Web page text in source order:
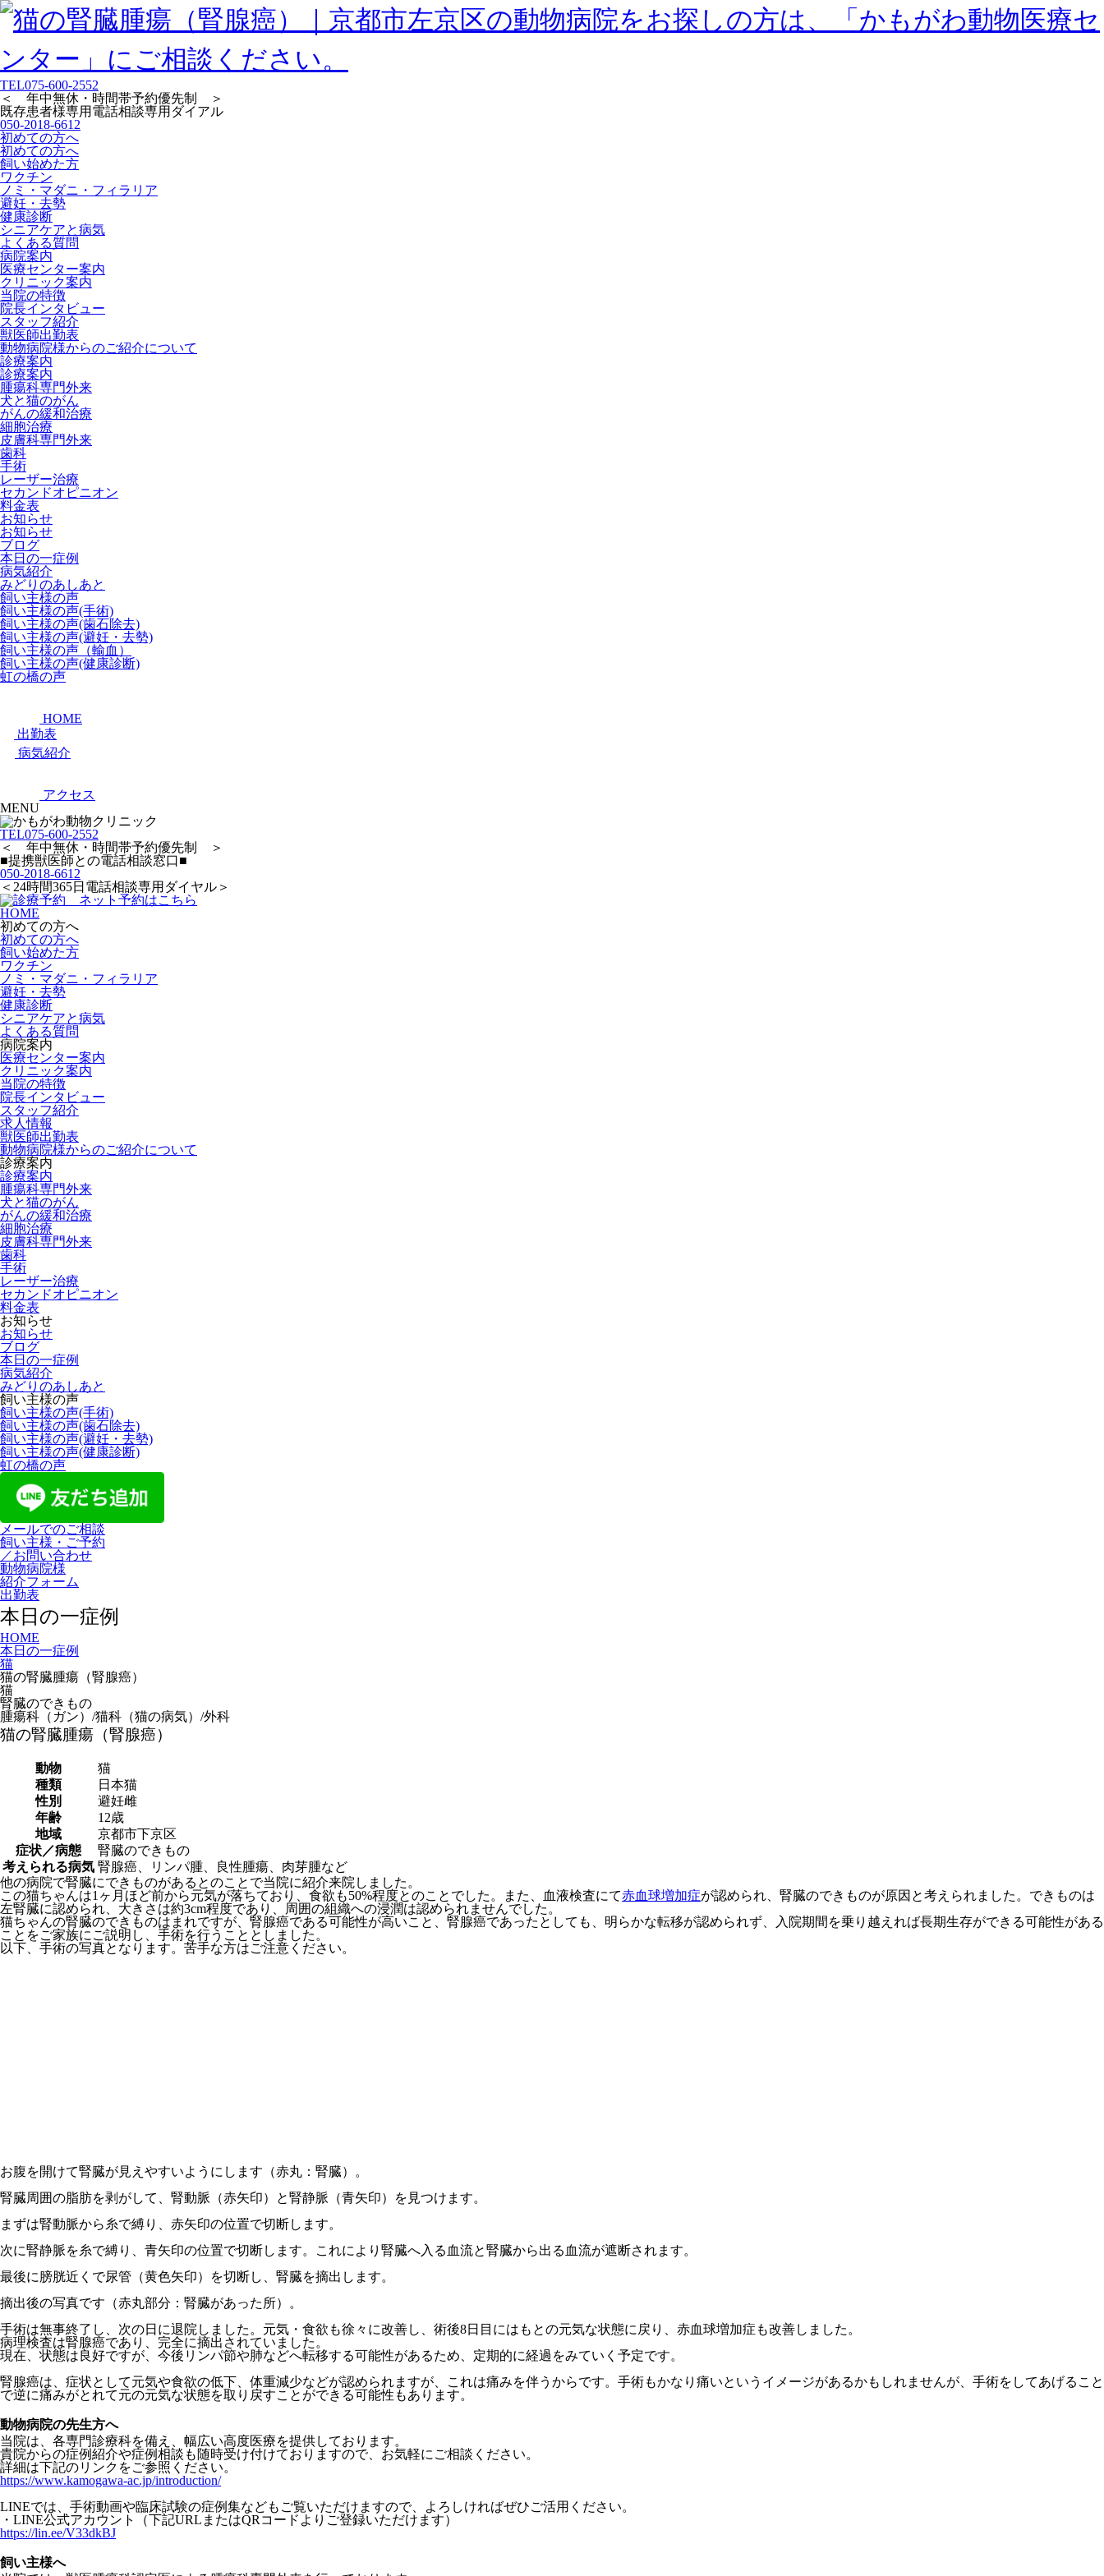
TEL075-600-2552
＜ 年中無休・時間帯予約優先制 ＞
既存患者様専用 電話相談専用ダイアル
050-2018-6612
初めての方へ
初めての方へ
飼い始めた方
ワクチン
ノミ・マダニ・フィラリア
避妊・去勢
健康診断
シニアケアと病気
よくある質問
病院案内
医療センター案内
クリニック案内
当院の特徴
院長インタビュー
スタッフ紹介
獣医師出勤表
動物病院様からのご紹介について
診療案内
診療案内
腫瘍科専門外来
犬と猫のがん
がんの緩和治療
細胞治療
皮膚科専門外来
歯科
手術
レーザー治療
セカンドオピニオン
料金表
お知らせ
お知らせ
ブログ
本日の一症例
病気紹介
みどりのあしあと
飼い主様の声
飼い主様の声(手術)
飼い主様の声(歯石除去)
飼い主様の声(避妊・去勢)
飼い主様の声（輸血）
飼い主様の声(健康診断)
虹の橋の声
HOME
出勤表
病気紹介
アクセス
MENU
TEL075-600-2552
＜ 年中無休・時間帯予約優先制 ＞
■提携獣医師との電話相談窓口■
050-2018-6612
＜24時間365日電話相談専用ダイヤル＞
HOME
初めての方へ
初めての方へ
飼い始めた方
ワクチン
ノミ・マダニ・フィラリア
避妊・去勢
健康診断
シニアケアと病気
よくある質問
病院案内
医療センター案内
クリニック案内
当院の特徴
院長インタビュー
スタッフ紹介
求人情報
獣医師出勤表
動物病院様からのご紹介について
診療案内
診療案内
腫瘍科専門外来
犬と猫のがん
がんの緩和治療
細胞治療
皮膚科専門外来
歯科
手術
レーザー治療
セカンドオピニオン
料金表
お知らせ
お知らせ
ブログ
本日の一症例
病気紹介
みどりのあしあと
飼い主様の声
飼い主様の声(手術)
飼い主様の声(歯石除去)
飼い主様の声(避妊・去勢)
飼い主様の声(健康診断)
虹の橋の声
メールでのご相談
飼い主様・ご予約
／お問い合わせ
動物病院様
紹介フォーム
出勤表
本日の一症例
HOME
本日の一症例
猫
猫の腎臓腫瘍（腎腺癌）
猫
腎臓のできもの
腫瘍科（ガン）/猫科（猫の病気）/外科
猫の腎臓腫瘍（腎腺癌）
動物
猫
種類
日本猫
性別
避妊雌
年齢
12歳
地域
京都市下京区
症状／病態
腎臓のできもの
考えられる病気 腎腺癌、リンパ腫、良性腫瘍、肉芽腫など
他の病院で腎臓にできものがあるとのことで当院に紹介来院しました。
この猫ちゃんは1ヶ月ほど前から元気が落ちており、食欲も50%程度とのことでした。また、血液検査にて赤血球増加症が認められ、腎臓のできものが原因と考えられました。できものは
左腎臓に認められ、大きさは約3cm程度であり、周囲の組織への浸潤は認められませんでした。
猫ちゃんの腎臓のできものはまれですが、腎腺癌である可能性が高いこと、腎腺癌であったとしても、明らかな転移が認められず、入院期間を乗り越えれば長期生存ができる可能性がある
ことをご家族にご説明し、手術を行うこととしました。
以下、手術の写真となります。苦手な方はご注意ください。
お腹を開けて腎臓が見えやすいようにします（赤丸：腎臓）。
腎臓周囲の脂肪を剥がして、腎動脈（赤矢印）と腎静脈（青矢印）を見つけます。
まずは腎動脈から糸で縛り、赤矢印の位置で切断します。
次に腎静脈を糸で縛り、青矢印の位置で切断します。これにより腎臓へ入る血流と腎臓から出る血流が遮断されます。
最後に膀胱近くで尿管（黄色矢印）を切断し、腎臓を摘出します。
摘出後の写真です（赤丸部分：腎臓があった所）。
手術は無事終了し、次の日に退院しました。元気・食欲も徐々に改善し、術後8日目にはもとの元気な状態に戻り、赤血球増加症も改善しました。
病理検査は腎腺癌であり、完全に摘出されていました。
現在、状態は良好ですが、今後リンパ節や肺などへ転移する可能性があるため、定期的に経過をみていく予定です。
腎腺癌は、症状として元気や食欲の低下、体重減少などが認められますが、これは痛みを伴うからです。手術もかなり痛いというイメージがあるかもしれませんが、手術をしてあげること
で逆に痛みがとれて元の元気な状態を取り戻すことができる可能性もあります。
動物病院の先生方へ
当院は、各専門診療科を備え、幅広い高度医療を提供しております。
貴院からの症例紹介や症例相談も随時受け付けておりますので、お気軽にご相談ください。
詳細は下記のリンクをご参照ください。
https://www.kamogawa-ac.jp/introduction/
LINEでは、 手術動画や臨床試験の症例集などもご覧いただけますので、
よろしければぜひご活用ください。
・LINE公式アカウント（下記URLまたはQRコードよりご登録いただけます）
https://lin.ee/V33dkBJ
飼い主様へ